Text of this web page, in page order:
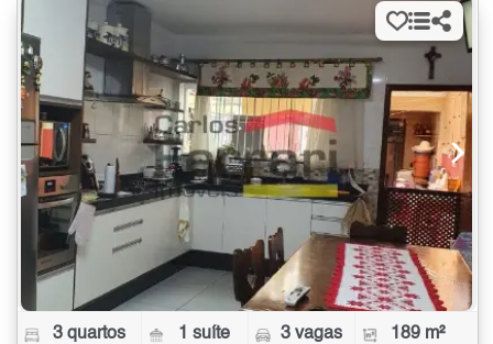
3 quartos 1 suíte 3 vagas 189 m²